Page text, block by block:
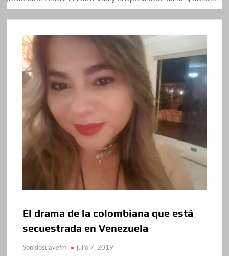
El drama de la colombiana que está
secuestrada en Venezuela
Sonidosuavefm julio 7, 2019